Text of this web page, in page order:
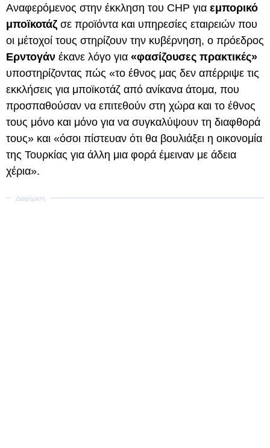
Αναφερόμενος στην έκκληση του CHP για εμπορικό
μποϊκοτάζ σε προϊόντα και υπηρεσίες εταιρειών που
οι μέτοχοί τους στηρίζουν την κυβέρνηση, ο πρόεδρος
Ερντογάν έκανε λόγο για «φασίζουσες πρακτικές»
υποστηρίζοντας πώς «το έθνος μας δεν απέρριψε τις
εκκλήσεις για μποϊκοτάζ από ανίκανα άτομα, που
προσπαθούσαν να επιτεθούν στη χώρα και το έθνος
τους μόνο και μόνο για να συγκαλύψουν τη διαφθορά
τους» και «όσοι πίστευαν ότι θα βουλιάξει η οικονομία
της Τουρκίας για άλλη μια φορά έμειναν με άδεια
χέρια».